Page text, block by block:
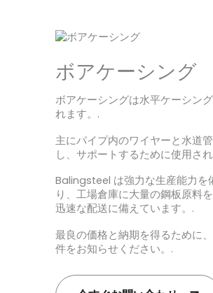
ボアケーシング
ボアケーシングは水平ケーシン
れます。.
主にパイプ内のワイヤーと水道
し、サポートするために使用さ
Balingsteel は強力な生産能力を
り、工場倉庫に大量の鋼板原料を
迅速な配送に備えています。.
最良の価格と納期を得るために
件をお知らせください。.